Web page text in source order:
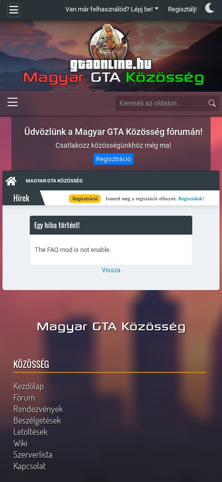
Van már felhasználód? Lépj be! Regisztálj!
Üdvözlünk a Magyar GTA Közösség fórumán!
Csatlakozz közösségünkhöz még ma!
Regisztráció
MAGYAR GTA KÖZÖSSÉG
Hírek Regisztráció Ismerd meg a regisztáció előnyeit.Regisztálok!
Egy hiba történt!
The FAQ mod is not enable.
Vissza
Magyar GTA Közösség
KÖZÖSSÉG
Kezdőlap
Fórum
Rendezvények
Beszélgetések
Letöltések
Wiki
Szerverlista
Kapcsolat